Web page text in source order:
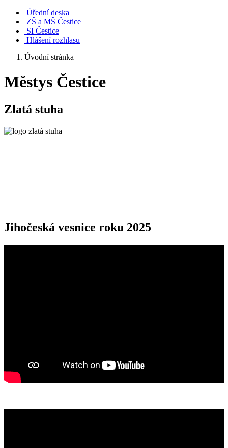
Úřední deska
ZŠ a MŠ Čestice
SI Čestice
Hlášení rozhlasu
Úvodní stránka
Městys Čestice
Zlatá stuha
Jihočeská vesnice roku 2025